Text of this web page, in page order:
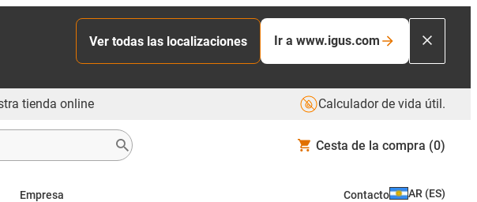
Ver todas las localizaciones Ir a www.igus.com
tienda online Calculador de vida útil.
Cesta de la compra (0)
Empresa Contacto AR (ES)